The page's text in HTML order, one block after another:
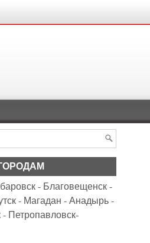
- Благовещенск-
- Магадан -Анадырь-
- Петропавловск-